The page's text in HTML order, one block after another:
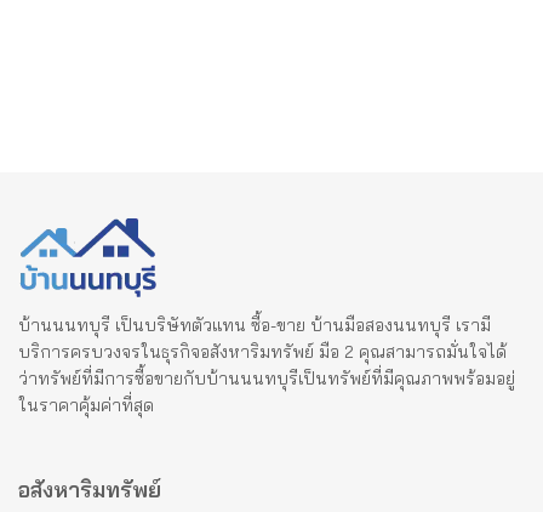
บ้านนนทบุรี เป็นบริษัทตัวแทน ซื้อ-ขาย บ้านมือสองนนทบุรี เรามี
บริการครบวงจรในธุรกิจอสังหาริมทรัพย์ มือ 2 คุณสามารถมั่นใจได้
ว่าทรัพย์ที่มีการซื้อขายกับบ้านนนทบุรีเป็นทรัพย์ที่มีคุณภาพพร้อมอยู่
ในราคาคุ้มค่าที่สุด
อสังหาริมทรัพย์